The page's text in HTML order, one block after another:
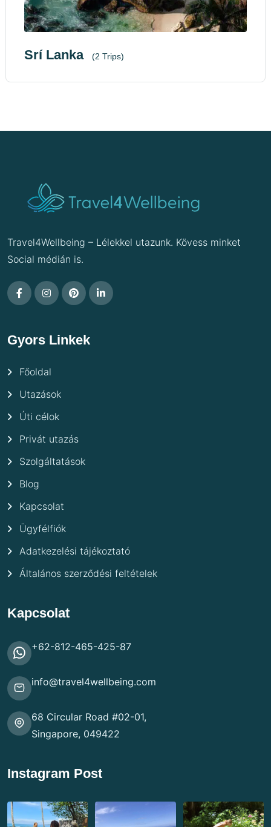
Srí Lanka (2 Trips)
Travel4Wellbeing – Lélekkel utazunk. Kövess minket
Social médián is.
Gyors Linkek
Főoldal
Utazások
Úti célok
Privát utazás
Szolgáltatások
Blog
Kapcsolat
Ügyfélfiók
Adatkezelési tájékoztató
Általános szerződési feltételek
Kapcsolat
+62-812-465-425-87
info@travel4wellbeing.com
68 Circular Road #02-01,
Singapore, 049422
Instagram Post